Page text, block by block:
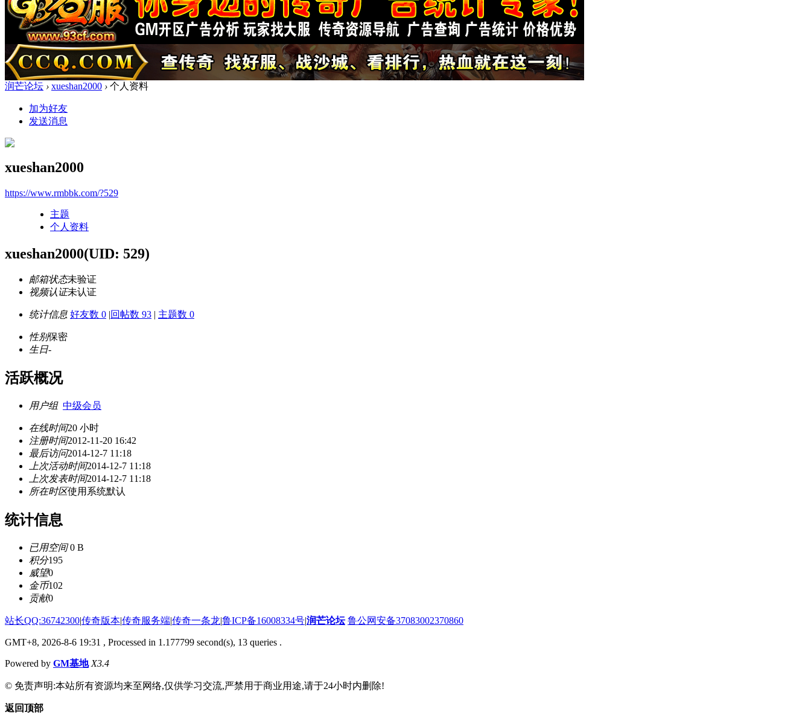
润芒论坛 › xueshan2000 › 个人资料
加为好友
发送消息
xueshan2000
https://www.rmbbk.com/?529
主题
个人资料
xueshan2000(UID: 529)
邮箱状态未验证
视频认证未认证
统计信息 好友数 0 |回帖数 93 | 主题数 0
性别保密
生日-
活跃概况
用户组 中级会员
在线时间20 小时
注册时间2012-11-20 16:42
最后访问2014-12-7 11:18
上次活动时间2014-12-7 11:18
上次发表时间2014-12-7 11:18
所在时区使用系统默认
统计信息
已用空间0 B
积分195
威望0
金币102
贡献0
站长QQ:36742300|传奇版本|传奇服务端|传奇一条龙|鲁ICP备16008334号|润芒论坛 鲁公网安备37083002370860
GMT+8, 2026-8-6 19:31 , Processed in 1.177799 second(s), 13 queries .
Powered by GM基地 X3.4
© 免责声明:本站所有资源均来至网络,仅供学习交流,严禁用于商业用途,请于24小时内删除!
返回顶部